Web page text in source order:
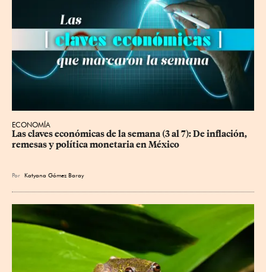
ECONOMÍA
Las claves económicas de la semana (3 al 7): De inflación,
remesas y política monetaria en México
Por Katyana Gómez Baray